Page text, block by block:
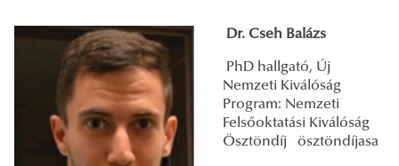
Dr. Cseh Balázs
PhD hallgató, Új
Nemzeti Kiválóság
Program: Nemzeti
Felsőoktatási Kiválóság
Ösztöndíj ösztöndíjasa